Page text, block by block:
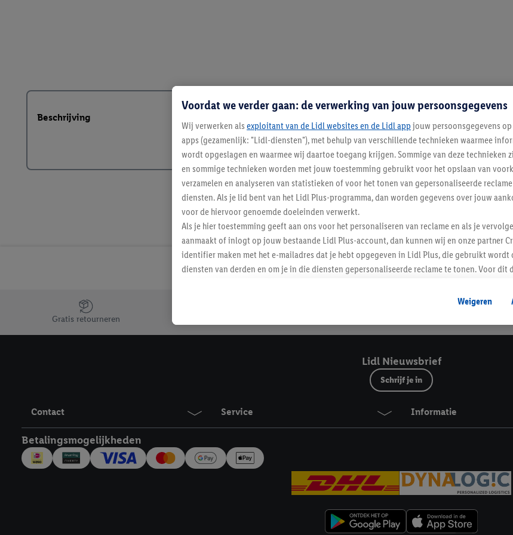
Beschrijving
Lidl Nieuwsbrief
Jouw voordelen bij ons als Lidl webshop klant
Gratis retourneren
Lidl Nieuwsbrief
Schrijf je in
Contact Service Informatie
Betalingsmogelijkheden
Voordat we verder gaan: de verwerking van jouw persoonsgegevens
Wij verwerken als exploitant van de Lidl websites en de Lidl app jouw persoonsgegevens
apps (gezamenlijk: "Lidl-diensten"), met behulp van verschillende technieken waarmee
wordt opgeslagen en waarmee wij daartoe toegang krijgen. Sommige van deze technieken
en sommige technieken worden met jouw toestemming gebruikt voor het opslaan van
verzamelen en analyseren van statistieken of voor het tonen van gepersonaliseerde
diensten. Als je lid bent van het Lidl Plus-programma, dan worden gegevens over jouw
voor de hiervoor genoemde doeleinden verwerkt.
Als je hier toestemming geeft aan ons voor het personaliseren van reclame en als je
aanmaakt of inlogt op jouw bestaande Lidl Plus-account, dan kunnen wij en onze partner
identifier maken met het e-mailadres dat je hebt opgegeven in Lidl Plus, die gebruikt wordt
diensten van derden en om je in die diensten gepersonaliseerde reclame te tonen. Voor dit
Als je hiervoor toestemming geeft, dan kunnen retargeting advertenties worden
eerder interesse hebt getoond (bijvoorbeeld door het product in een winkelmandje van
Lidl-diensten worden weergegeven, als verschillende eindapparaten en Lidl-diensten, met
mailadres en met eventuele andere identifiers of met identifiers waarover Criteo S.A.
verwerkingsdoeleinden je instemt. Verder kan je er meer informatie vinden over de
Door te klikken op "Weigeren", kies je voor de optie dat er enkel technisch noodzakelijke
Door op "Akkoord" te klikken, stem je in met alle verwerkingen voor alle bovengenoemde
inclusief over de opslagperiode van de gegevens en je recht om jouw toestemming op elk
privacyverklaring.Je vindt de impressum voor de Lidl website hier.
over de cookies die wij inzetten.
Weigeren